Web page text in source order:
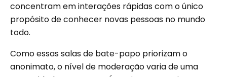
concentram em interações rápidas com o único
propósito de conhecer novas pessoas no mundo
todo.
Como essas salas de bate-papo priorizam o
anonimato, o nível de moderação varia de uma